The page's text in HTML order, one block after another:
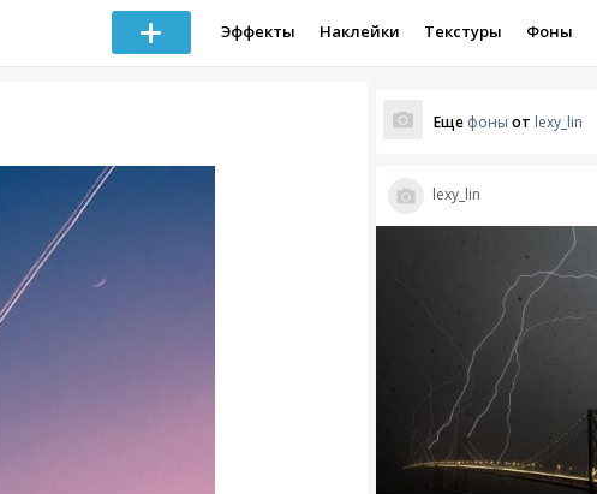
Эффекты Наклейки Текстуры Фоны
Еще фоны от lexy_lin
lexy_lin